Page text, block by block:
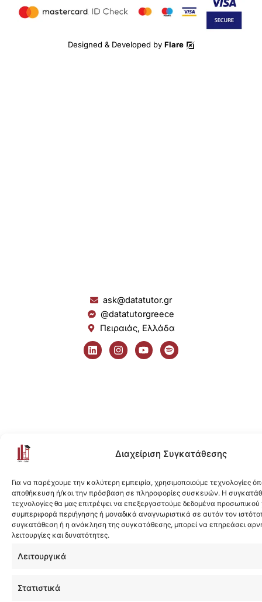
Διαχείριση Συγκατάθεσης
Για να παρέχουμε την καλύτερη εμπειρία, χρησιμοποιούμε τεχνολογίες
αποθήκευση ή/και την πρόσβαση σε πληροφορίες συσκευών. Η
τεχνολογίες θα μας επιτρέψει να επεξεργαστούμε δεδομένα
συμπεριφορά περιήγησης ή μοναδικά αναγνωριστικά σε αυτόν τον
συγκατάθεση ή η ανάκληση της συγκατάθεσης, μπορεί να επηρεάσει
λειτουργίες και δυνατότητες.
Λειτουργικά
Στατιστικά
Designed & Developed by Flare
ask@datatutor.gr
@datatutorgreece
Πειραιάς, Ελλάδα
L
i
n
I
n
s
Y
o
u
S
p
o